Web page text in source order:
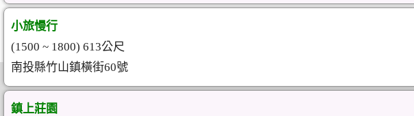
小旅慢行
(1500 ~ 1800) 613公尺
南投縣竹山鎮橫街60號
鎮上莊園